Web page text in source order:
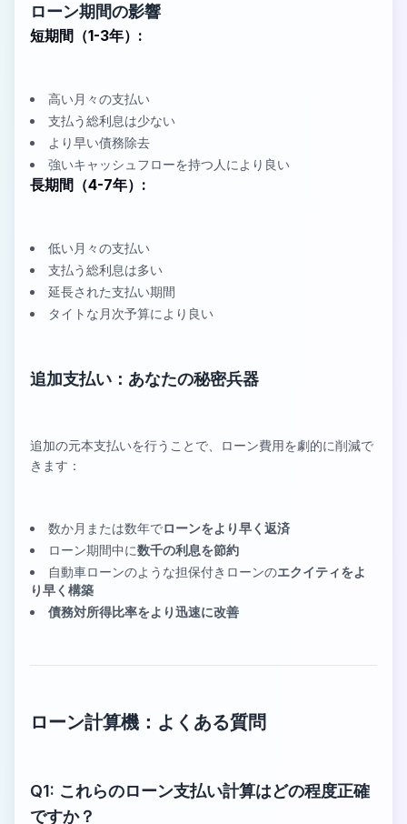
ローン期間の影響
短期間（1-3年）:
高い月々の支払い
支払う総利息は少ない
より早い債務除去
強いキャッシュフローを持つ人により良い
長期間（4-7年）:
低い月々の支払い
支払う総利息は多い
延長された支払い期間
タイトな月次予算により良い
追加支払い：あなたの秘密兵器
追加の元本支払いを行うことで、ローン費用を劇的に削減で
きます：
数か月または数年でローンをより早く返済
ローン期間中に数千の利息を節約
自動車ローンのような担保付きローンのエクイティをよ
り早く構築
債務対所得比率をより迅速に改善
ローン計算機：よくある質問
Q1: これらのローン支払い計算はどの程度正確
ですか？